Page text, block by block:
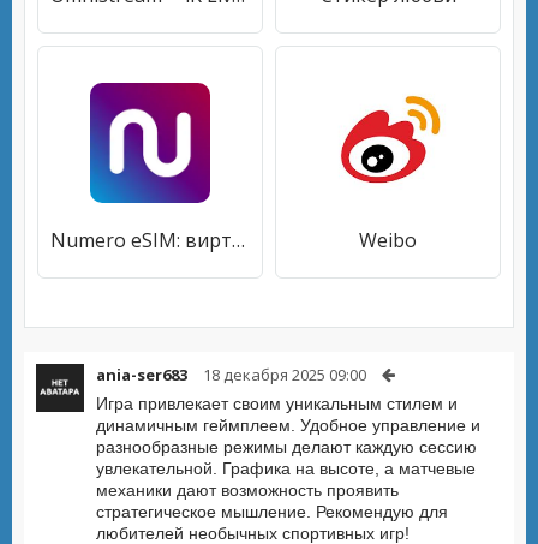
Numero eSIM: виртуальный номер Weibo
ania-ser683 18 декабря 2025 09:00
Игра привлекает своим уникальным стилем и
динамичным геймплеем. Удобное управление и
разнообразные режимы делают каждую сессию
увлекательной. Графика на высоте, а матчевые
механики дают возможность проявить
стратегическое мышление. Рекомендую для
любителей необычных спортивных игр!